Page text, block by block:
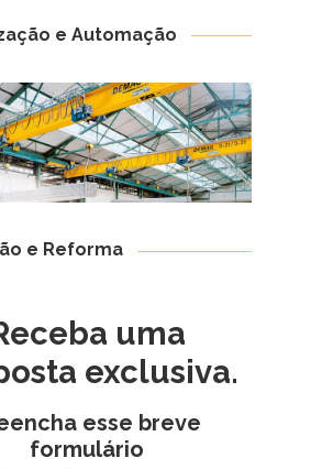
e Automação
e Reforma
uma
exclusiva.
esse breve
formulário